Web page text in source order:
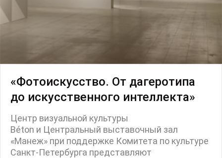
«Фотоискусство. От дагеротипа
до искусственного интеллекта»
Центр визуальной культуры
Béton и Центральный выставочный зал
«Манеж» при поддержке Комитета по культуре
Санкт-Петербурга представляют